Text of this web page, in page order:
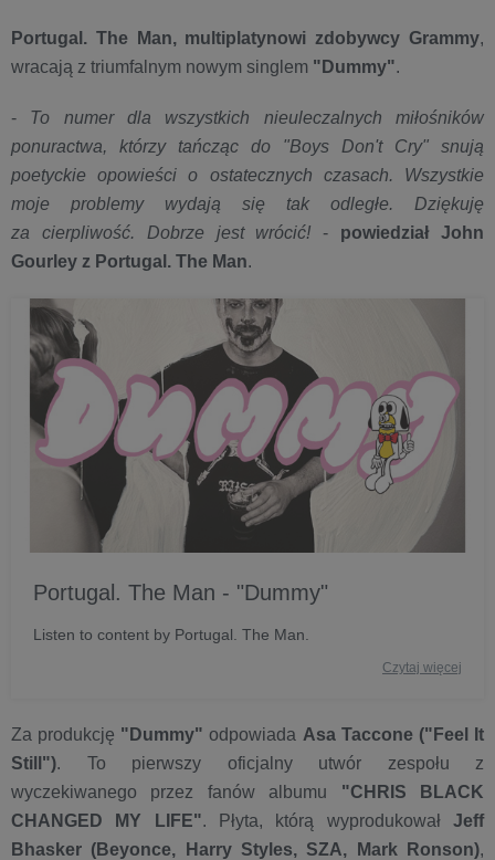
Portugal. The Man, multiplatynowi zdobywcy Grammy,
wracają z triumfalnym nowym singlem "Dummy".
- To numer dla wszystkich nieuleczalnych miłośników
ponuractwa, którzy tańcząc do "Boys Don't Cry" snują
poetyckie opowieści o ostatecznych czasach. Wszystkie
moje problemy wydają się tak odległe. Dziękuję
za cierpliwość. Dobrze jest wrócić! - powiedział John
Gourley z Portugal. The Man.
Portugal. The Man - "Dummy"
Listen to content by Portugal. The Man.
Czytaj więcej
Za produkcję "Dummy" odpowiada Asa Taccone ("Feel It
Still"). To pierwszy oficjalny utwór zespołu z
wyczekiwanego przez fanów albumu "CHRIS BLACK
CHANGED MY LIFE". Płyta, którą wyprodukowałJeff
Bhasker (Beyonce, Harry Styles, SZA, Mark Ronson),